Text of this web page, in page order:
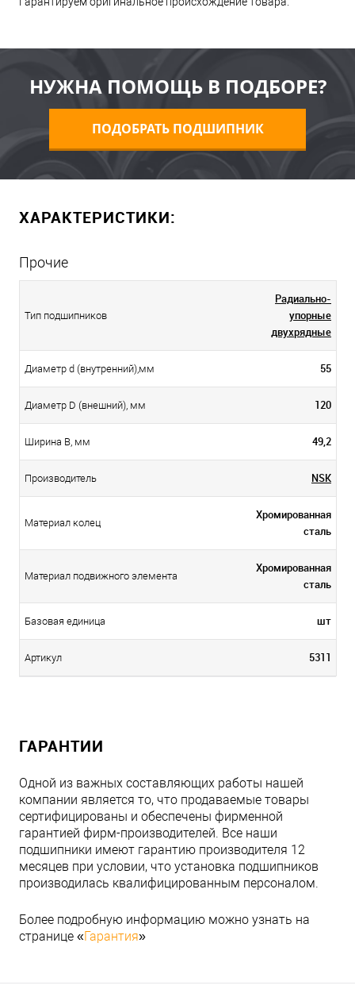
НУЖНА ПОМОЩЬ В ПОДБОРЕ?
ПОДОБРАТЬ ПОДШИПНИК
ХАРАКТЕРИСТИКИ:
Прочие
Тип подшипников
Радиально-
упорные
двухрядные
Диаметр d (внутренний),мм 55
Диаметр D (внешний), мм 120
Ширина B, мм 49,2
Производитель NSK
Материал колец
Хромированная
сталь
Материал подвижного элемента
Хромированная
сталь
Базовая единица шт
Артикул 5311
ГАРАНТИИ
Одной из важных составляющих работы нашей
компании является то, что продаваемые товары
сертифицированы и обеспечены фирменной
гарантией фирм-производителей. Все наши
подшипники имеют гарантию производителя 12
месяцев при условии, что установка подшипников
производилась квалифицированным персоналом.
Более подробную информацию можно узнать на
странице «Гарантия»